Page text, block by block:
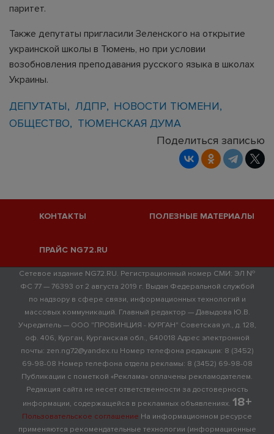
паритет.
Также депутаты пригласили Зеленского на открытие
украинской школы в Тюмень, но при условии
возобновления преподавания русского языка в школах
Украины.
ДЕПУТАТЫ ЛДПР
НОВОСТИ ТЮМЕНИ
ОБЩЕСТВО
ТЮМЕНСКАЯ ДУМА
Поделиться записью
КОНТАКТЫ ПОЛЕЗНЫЕ МАТЕРИАЛЫ
ПРАЙС NG72.RU
Сетевое издание NG72.RU. Регистрационный номер СМИ: ЭЛ №
ФС 77 — 76393 от 2 августа 2019 г. Выдан Федеральной службой
по надзору в сфере связи, информационных технологий и
массовых коммуникаций. Главный редактор — Давыдова Ю.В.
Учредитель — ООО "ПРОВИНЦИЯ - КУРГАН" Советская ул., д. 128,
оф. 406, Курган, Курганская обл., 640018 Адрес электронной
почты: zen.ng72@yandex.ru Номер телефона редакции: 8 (3452)
69-98-08 Номер телефона отдела рекламы: 8 (3452) 69-98-08
Публикации с пометкой «Реклама» оплачены рекламодателем.
Редакция сайта не несет ответственности за достоверность
информации, содержащейся в рекламных объявлениях. 18+
Пользовательское соглашение На информационном ресурсе
применяются рекомендательные технологии (информационные